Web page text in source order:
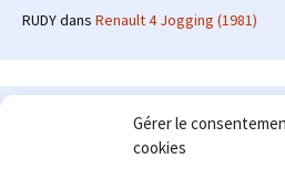
Gérer le
cookies
RUDYdans Renault 4 Jogging (1981)
Le site en quelques mots
: passionné